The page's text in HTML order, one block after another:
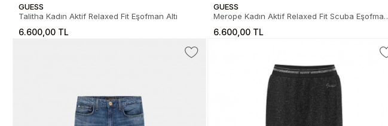
GUESS
Talitha Kadın Aktif Relaxed Fit Eşofman Altı
6.600,00 TL
GUESS
Merope Kadın Aktif Relaxed Fit Scuba Eşofman
6.600,00 TL